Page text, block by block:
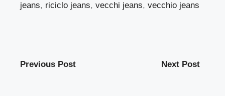
jeans, riciclo jeans, vecchi jeans, vecchio jeans
Previous Post Next Post